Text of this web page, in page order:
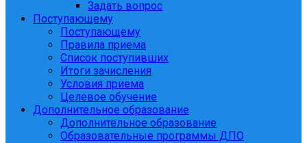
Задать вопрос
Поступающему
Поступающему
Правила приема
Список поступивших
Итоги зачисления
Условия приема
Целевое обучение
Дополнительное образование
Дополнительное образование
Образовательные программы ДПО